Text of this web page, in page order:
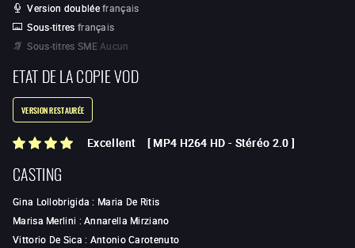
Version doublée français
Sous-titres français
Sous-titres SME Aucun
ETAT DE LA COPIE VOD
VERSION RESTAURÉE
Excellent [ MP4 H264 HD - Stéréo 2.0 ]
CASTING
Gina Lollobrigida : Maria De Ritis
Marisa Merlini :Annarella Mirziano
Vittorio De Sica : Antonio Carotenuto